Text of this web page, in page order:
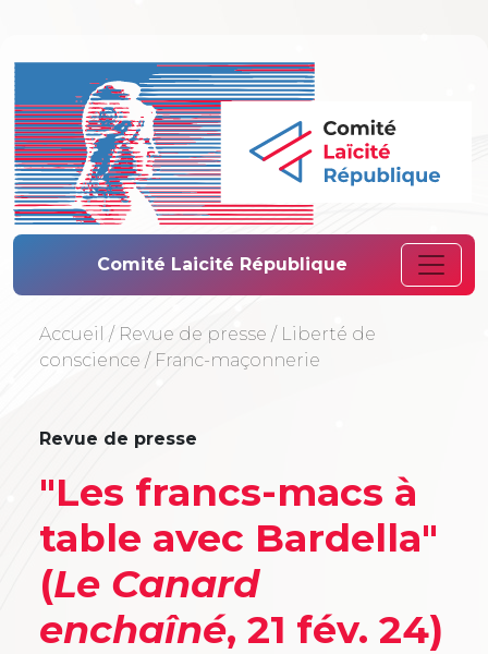
Comité Laïcité
Comité Laicité République
Accueil / Revue de presse / Liberté de
conscience / Franc-maçonnerie
Revue de presse
"Les francs-macs à
table avec Bardella"
(Le Canard
enchaîné, 21 fév. 24)